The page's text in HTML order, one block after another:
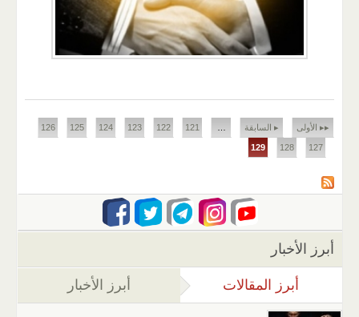
الصفحات
▸▸ الأولى ▸ السابقة 121
122
123
124
125
126
127
128
129
أبرز الأخبار
أبرز المقالات (علامة التبويب النشطة)
أبرز الأخبار